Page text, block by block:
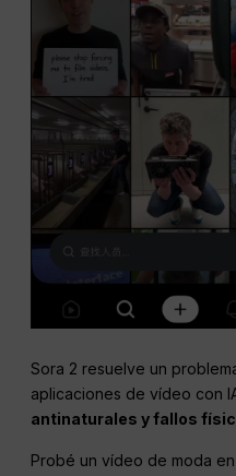
Sora 2 resuelve un
aplicaciones de vídeo con
antinaturales y fallos
Probé un vídeo de moda